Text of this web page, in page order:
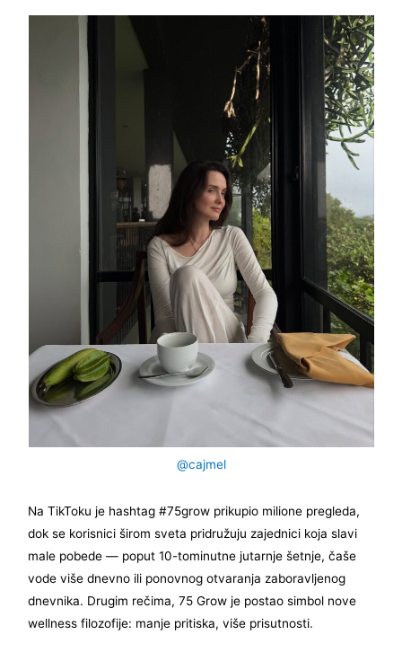
@cajmel
Na TikToku je hashtag #75grow prikupio milione pregleda,
dok se korisnici širom sveta pridružuju zajednici koja slavi
male pobede — poput 10-tominutne jutarnje šetnje, čaše
vode više dnevno ili ponovnog otvaranja zaboravljenog
dnevnika. Drugim rečima, 75 Grow je postao simbol nove
wellness filozofije: manje pritiska, više prisutnosti.